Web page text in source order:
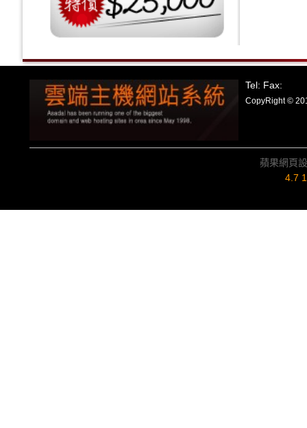
Tel: Fax:
CopyRight ©
蘋果網頁
4.7